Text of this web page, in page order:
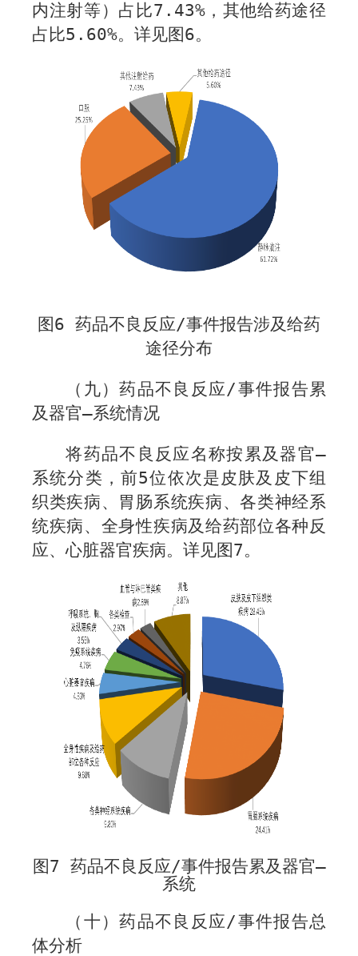
内注射等）占比7.43%，其他给药途径
占比5.60%。详见图6。
图6 药品不良反应/事件报告涉及给药
途径分布
（九）药品不良反应/事件报告累
及器官—系统情况
将药品不良反应名称按累及器官—
系统分类，前5位依次是皮肤及皮下组
织类疾病、胃肠系统疾病、各类神经系
统疾病、全身性疾病及给药部位各种反
应、心脏器官疾病。详见图7。
图7 药品不良反应/事件报告累及器官—
系统
（十）药品不良反应/事件报告总
体分析